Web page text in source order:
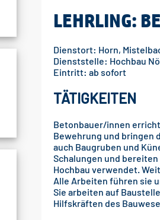
LEHRLING:
Dienstort: Horn,
Dienststelle: Hochbau
Eintritt: ab sofort
TÄTIGKEITEN
Betonbauer/innen
Bewehrung und bringen
auch Baugruben und
Schalungen und
Hochbau verwendet.
Alle Arbeiten führen sie
Sie arbeiten auf
Hilfskräften des